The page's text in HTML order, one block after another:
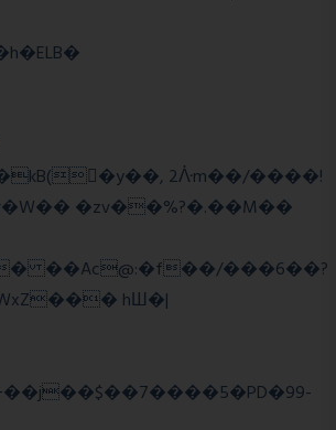
�zv��%?�.��M��
��Ac@:�f��/���6��?